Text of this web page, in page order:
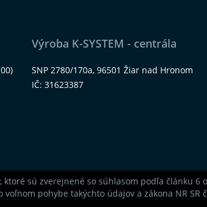
Výroba K-SYSTEM - centrála
SNP 2780/170a, 96501 Žiar nad Hronom
IČ: 31623387
sú zverejnené so súhlasom podľa článku 6
pohybe takýchto údajov a zákona NR SR